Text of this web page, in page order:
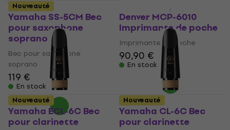
Yamaha SS-5CM Bec
pour saxophone
soprano
Bec pour saxophone
soprano
119 €
En stock
Denver MCP-6010
Imprimante de poche
Imprimante de poche
90,90 €
En stock
Nouveauté
Yamaha ECL-6C Bec
pour clarinette
Yamaha CL-6C Bec
pour clarinette
Nouveauté Nouveauté